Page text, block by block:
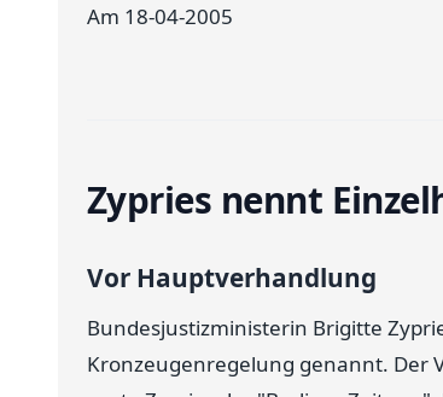
Am 18-04-2005
Zypries nennt
Vor Hauptverhandlung
Bundesjustizministerin Brigitte
Kronzeugenregelung genannt. Der